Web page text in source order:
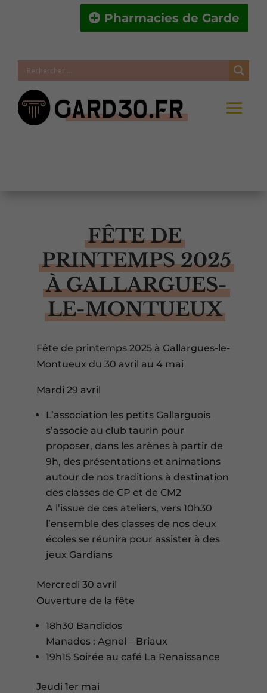
Pharmacies de Garde
FÊTE DE
PRINTEMPS 2025
À GALLARGUES-
LE-MONTUEUX
Fête de printemps 2025 à Gallargues-le-
Montueux du 30 avril au 4 mai
Mardi 29 avril
L’association les petits Gallarguois
s’associe au club taurin pour
proposer, dans les arènes à partir de
9h, des présentations et animations
autour de nos traditions à destination
des classes de CP et de CM2
A l’issue de ces ateliers, vers 10h30
l’ensemble des classes de nos deux
écoles se réunira pour assister à des
jeux Gardians
Mercredi 30 avril
Ouverture de la fête
18h30 Bandidos
Manades : Agnel – Briaux
19h15 Soirée au café La Renaissance
Jeudi 1er mai